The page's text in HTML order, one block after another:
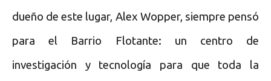
dueño de este lugar, Alex Wopper, siempre pensó
para el Barrio Flotante: un centro de
investigación y tecnología para que toda la